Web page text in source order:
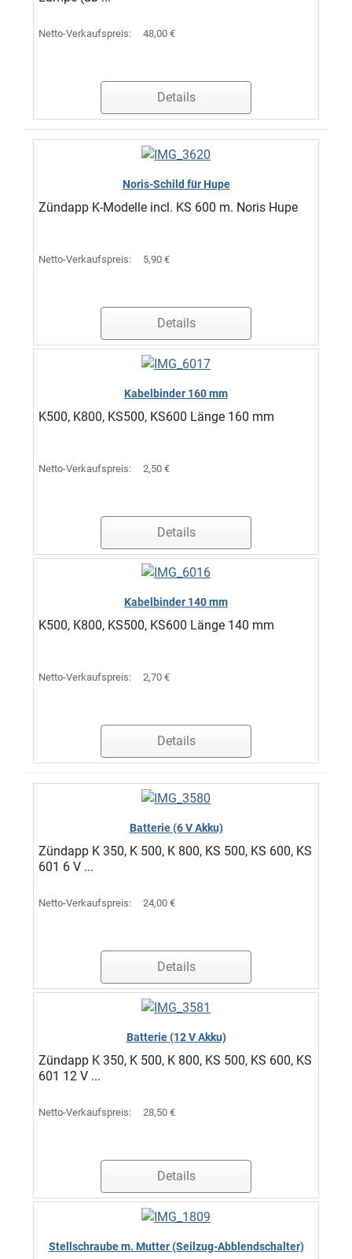
Netto-Verkaufspreis: 48,00 €
Details
Noris-Schild für Hupe
Zündapp K-Modelle incl. KS 600 m. Noris Hupe
Netto-Verkaufspreis: 5,90 €
Details
Kabelbinder 160 mm
K500, K800, KS500, KS600 Länge 160 mm
Netto-Verkaufspreis: 2,50 €
Details
Kabelbinder 140 mm
K500, K800, KS500, KS600 Länge 140 mm
Netto-Verkaufspreis: 2,70 €
Details
Batterie (6 V Akku)
Zündapp K 350, K 500, K 800, KS 500, KS 600, KS
601 6 V ...
Netto-Verkaufspreis: 24,00 €
Details
Batterie (12 V Akku)
Zündapp K 350, K 500, K 800, KS 500, KS 600, KS
601 12 V ...
Netto-Verkaufspreis: 28,50 €
Details
Stellschraube m. Mutter (Seilzug-Abblendschalter)